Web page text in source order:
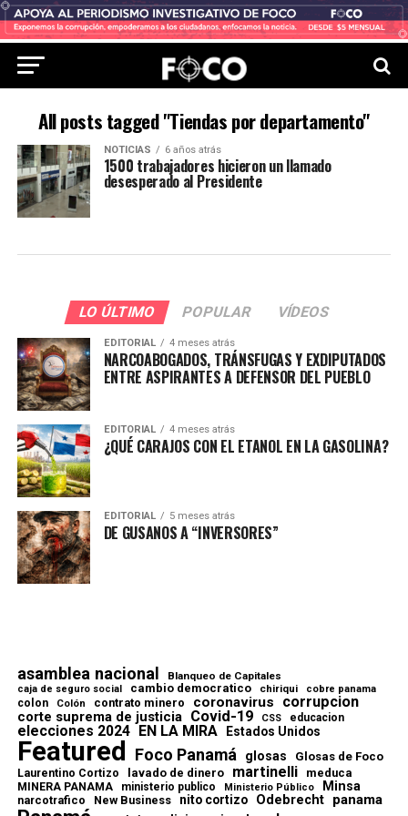
All posts tagged "Tiendas por departamento"
NOTICIAS 6 años atrás
1500 trabajadores hicieron un llamado
desesperado al Presidente
LO ÚLTIMO POPULAR VÍDEOS
EDITORIAL 4 meses atrás
NARCOABOGADOS, TRÁNSFUGAS Y EXDIPUTADOS
ENTRE ASPIRANTES A DEFENSOR DEL PUEBLO
EDITORIAL 4 meses atrás
¿QUÉ CARAJOS CON EL ETANOL EN LA GASOLINA?
EDITORIAL 5 meses atrás
DE GUSANOS A “INVERSORES”
asamblea nacional Blanqueo de Capitales
caja de seguro social cambio democratico chiriqui cobre panama
colon Colón contrato minero coronavirus corrupcion
corte suprema de justicia Covid-19 CSS educacion
elecciones 2024 EN LA MIRA Estados Unidos
Featured Foco Panamá glosas Glosas de Foco
Laurentino Cortizo lavado de dinero martinelli meduca
MINERA PANAMA ministerio publico Ministerio Público Minsa
narcotrafico New Business nito cortizo Odebrecht panama